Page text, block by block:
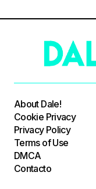
About Dale!
Cookie Privacy
Privacy Policy
Terms of Use
DMCA
Contacto